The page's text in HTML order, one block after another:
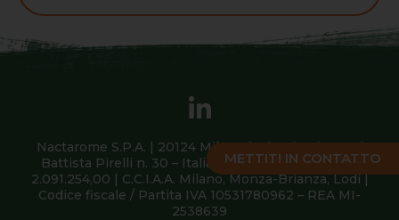
METTITI IN CONTATTO
Nactarome S.P.A. | 20124 Milano (MI) – via Giovanni
Battista Pirelli n. 30 – Italia | Capitale sociale Euro
2.091.254,00 | C.C.I.A.A. Milano, Monza-Brianza, Lodi |
Codice fiscale / Partita IVA 10531780962 – REA MI-
2538639